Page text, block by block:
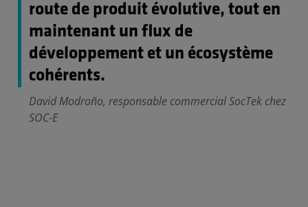
route de produit évolutive, tout en
maintenant un flux de
développement et un écosystème
cohérents.
David Modroño, responsable commercial SocTek chez
SOC-E